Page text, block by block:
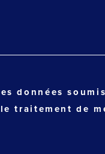
données
traitement de